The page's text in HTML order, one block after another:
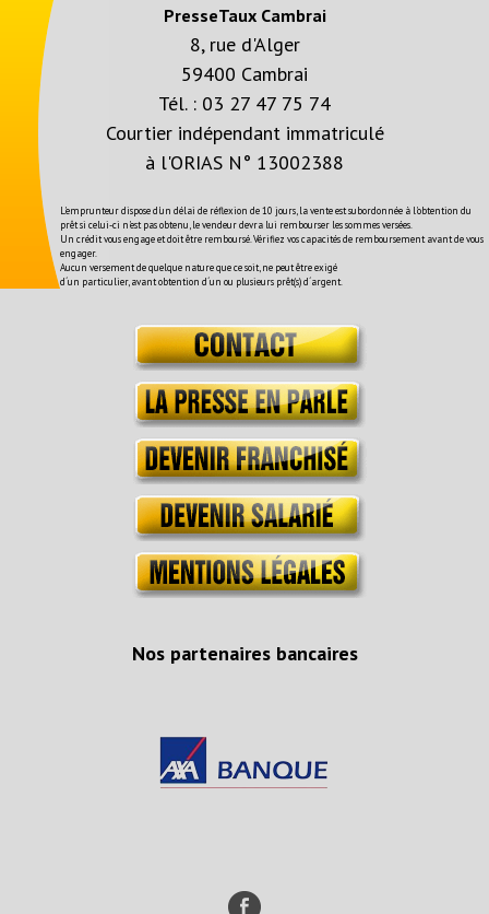
PresseTaux Cambrai
8, rue d'Alger
59400 Cambrai
Tél. : 03 27 47 75 74
Courtier indépendant immatriculé
à l'ORIAS N° 13002388
L'emprunteur dispose d'un délai de réflexion de 10 jours, la vente est subordonnée à l'obtention du
prêt si celui-ci n'est pas obtenu, le vendeur devra lui rembourser les sommes versées.
Un crédit vous engage et doit être remboursé. Vérifiez vos capacités de remboursement avant de vous
engager.
Aucun versement de quelque nature que ce soit, ne peut être exigé
d´un particulier, avant obtention d´un ou plusieurs prêt(s) d´argent.
Nos partenaires bancaires